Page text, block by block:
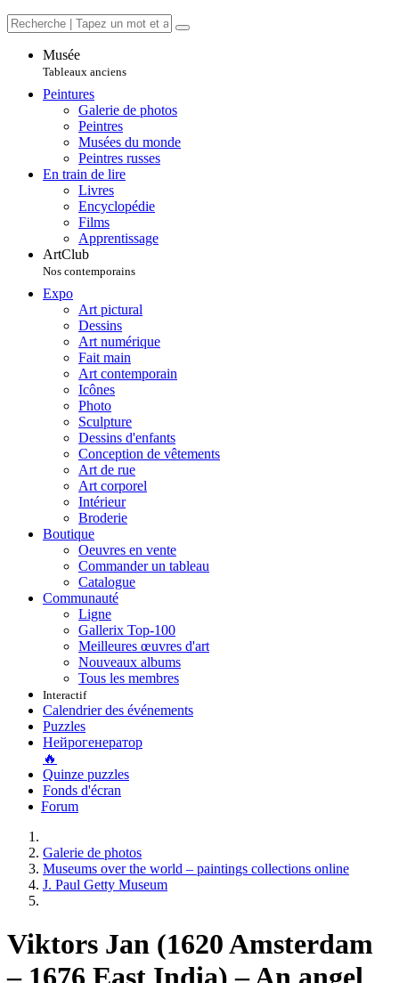
Musée
Tableaux anciens
Peintures
Galerie de photos
Peintres
Musées du monde
Peintres russes
En train de lire
Livres
Encyclopédie
Films
Apprentissage
ArtClub
Nos contemporains
Expo
Art pictural
Dessins
Art numérique
Fait main
Art contemporain
Icônes
Photo
Sculpture
Dessins d'enfants
Conception de vêtements
Art de rue
Art corporel
Intérieur
Broderie
Boutique
Oeuvres en vente
Commander un tableau
Catalogue
Communauté
Ligne
Gallerix Top-100
Meilleures œuvres d'art
Nouveaux albums
Tous les membres
Interactif
Calendrier des événements
Puzzles
Нейрогенератор
🔥
Quinze puzzles
Fonds d'écran
Forum
Galerie de photos
Museums over the world – paintings collections online
J. Paul Getty Museum
Viktors Jan (1620 Amsterdam